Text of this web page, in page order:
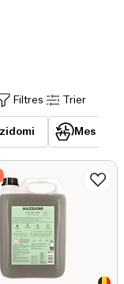
Filtres Trier
Mes